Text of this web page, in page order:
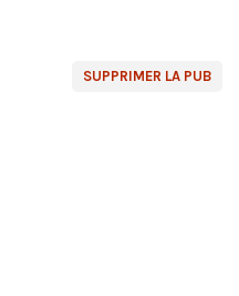
SUPPRIMER LA PUB